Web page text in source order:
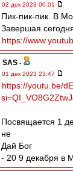
02 дек 2023 00:01
Пик-пик-пик. В
Завершая
https://
SAS -
01 дек 2023 23:47
https://youtu.be/
Посвящается 1
не
Дай Бог
- 20 9 декабря в